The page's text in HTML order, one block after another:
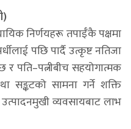
निर्णयहरू तपाईँकै पक्षमा
पछि पार्दै उत्कृष्ट नतिजा
र पति–पत्नीबीच सहयोगात्मक
सङ्कटको सामना गर्ने शक्ति
व्यवसायबाट लाभ